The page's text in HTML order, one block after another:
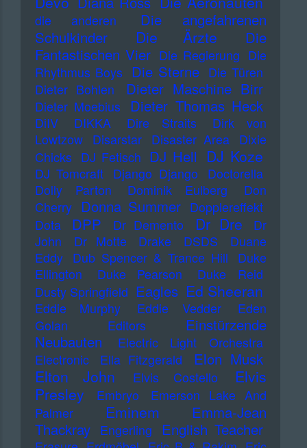
die anderen
Die angefahrenen
Schulkinder
Die Ärzte
Die
Fantastischen Vier Die Regierung Die
Rhythmus Boys Die Sterne Die Türen
Dieter Bohlen
Dieter Maschine Birr
Dieter Moebius Dieter Thomas Heck
DiIV DIKKA Dire Straits
Dirk von
Lowtzow
Disarstar Disaster Area
Dixie
Chicks DJ Fetisch DJ Hell DJ Koze
DJ Tomcraft Django Django
Doctorella
Dolly Parton
Dominik Eulberg
Don
Cherry Donna Summer Dopplereffekt
Dota
DPP Dr Demento Dr Dre
Dr
John
Dr Motte Drake DSDS
Duane
Eddy
Dub Spencer & Trance Hill
Duke
Ellington
Duke Pearson
Duke Reid
Dusty Springfield Eagles Ed Sheeran
Eddie Murphy Eddie Vedder
Eden
Golan
Editors
Einstürzende
Neubauten
Electric Light Orchestra
Electronic
Ella Fitzgerald Elon Musk
Elton John Elvis Costello
Elvis
Presley
Embryo
Emerson Lake And
Palmer
Eminem
Emma-Jean
Thackray
Engerling English Teacher